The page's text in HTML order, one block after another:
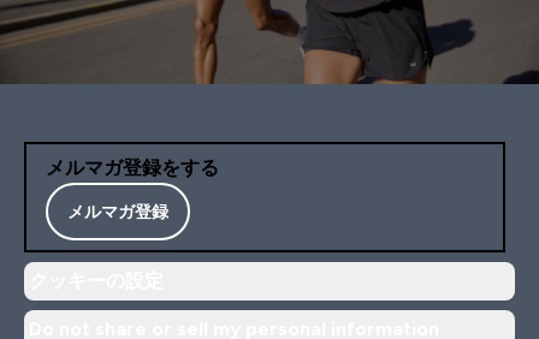
メルマガ登録をする
メルマガ登録